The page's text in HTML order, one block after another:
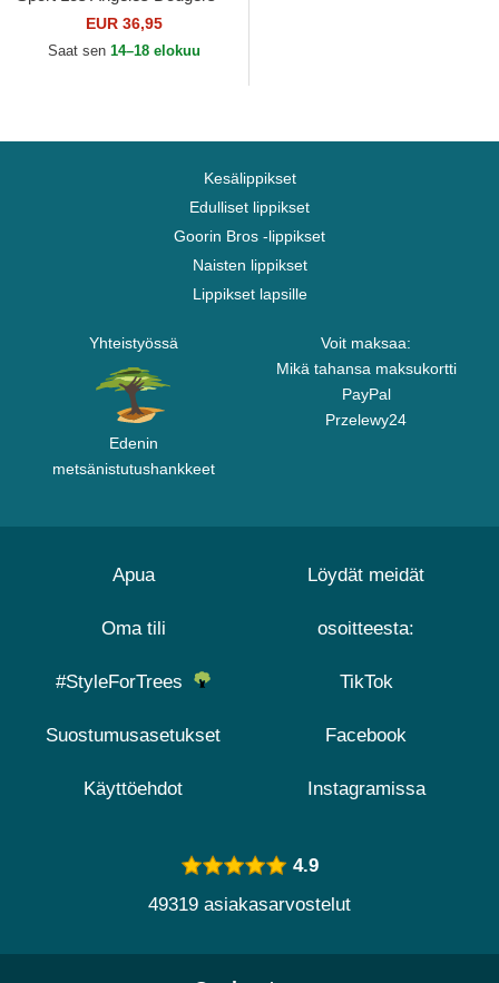
MLB New EraEUR 36,95
Saat sen 14–18 elokuu
Kesälippikset
Edulliset lippikset
Goorin Bros -lippikset
Naisten lippikset
Lippikset lapsille
Yhteistyössä
Edenin
metsänistutushankkeet
Voit maksaa:
Mikä tahansa maksukortti
PayPal
Przelewy24
Apua
Oma tili
#StyleForTrees
Suostumusasetukset
Käyttöehdot
Löydät meidät
osoitteesta:
TikTok
Facebook
Instagramissa
4.9
49319 asiakasarvostelut